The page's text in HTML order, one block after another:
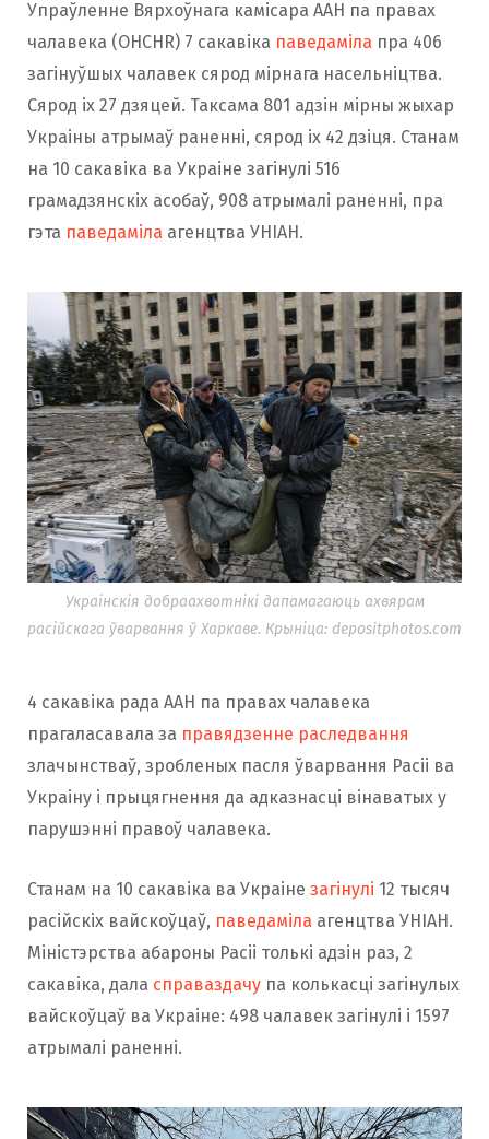
Упраўленне Вярхоўнага камісара ААН па правах
чалавека (OHCHR) 7 сакавіка паведаміла пра 406
загінуўшых чалавек сярод мірнага насельніцтва.
Сярод іх 27 дзяцей. Таксама 801 адзін мірны жыхар
Украіны атрымаў раненні, сярод іх 42 дзіця. Станам
на 10 сакавіка ва Украіне загінулі 516
грамадзянскіх асобаў, 908 атрымалі раненні, пра
гэта паведаміла агенцтва УНІАН.
Украінскія добраахвотнікі дапамагаюць ахвярам
расійскага ўварвання ў Харкаве. Крыніца: depositphotos.com
4 сакавіка рада ААН па правах чалавека
прагаласавала за правядзенне раследвання
злачынстваў, зробленых пасля ўварвання Расіі ва
Украіну і прыцягнення да адказнасці вінаватых у
парушэнні правоў чалавека.
Станам на 10 сакавіка ва Украіне загінулі 12 тысяч
расійскіх вайскоўцаў, паведаміла агенцтва УНІАН.
Міністэрства абароны Расіі толькі адзін раз, 2
сакавіка, дала справаздачу па колькасці загінулых
вайскоўцаў ва Украіне: 498 чалавек загінулі і 1597
атрымалі раненні.